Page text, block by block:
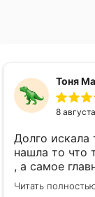
Тоня
8
Долго искала
нашла то что
, а самое
спасибо
Читать